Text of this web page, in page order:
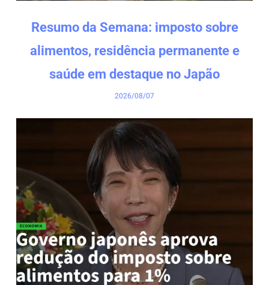
Resumo da Semana: imposto sobre
alimentos, residência permanente e
saúde em destaque no Japão
2026/08/07